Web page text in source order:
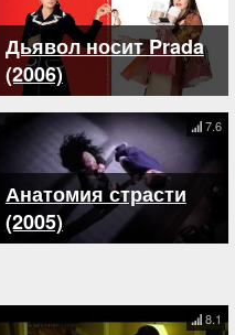
Дьявол носит Prada
(2006)
Анатомия страсти
(2005)
7.6
8.1